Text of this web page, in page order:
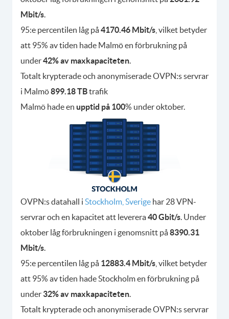
Mbit/s.
95:e percentilen låg på4170.46 Mbit/s , vilket betyder
att 95% av tiden hade Malmö en förbrukning på
under42% av maxkapaciteten.
Totalt krypterade och anonymiserade OVPN:s servrar
i Malmö899.18 TBtrafik
Malmö hade en upptid på 100% under oktober.
OVPN:s datahall i Stockholm, Sverige har 28 VPN-
servrar och en kapacitet att leverera40 Gbit/s. Under
oktober låg förbrukningen i genomsnitt på8390.31
Mbit/s.
95:e percentilen låg på 12883.4 Mbit/s , vilket betyder
att 95% av tiden hade Stockholm en förbrukning på
under 32% av maxkapaciteten.
Totalt krypterade och anonymiserade OVPN:s servrar